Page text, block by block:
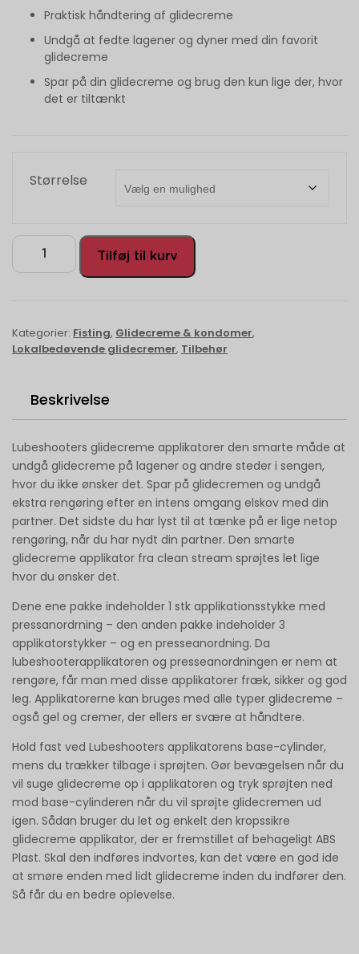
Praktisk håndtering af glidecreme
Undgå at fedte lagener og dyner med din favorit
glidecreme
Spar på din glidecreme og brug den kun lige der, hvor
det er tiltænkt
Størrelse
Tilføj til kurv
Kategorier: Fisting, Glidecreme & kondomer,
Lokalbedøvende glidecremer, Tilbehør
Beskrivelse
Lubeshooters glidecreme applikatorer den smarte måde at
undgå glidecreme på lagener og andre steder i sengen,
hvor du ikke ønsker det. Spar på glidecremen og undgå
ekstra rengøring efter en intens omgang elskov med din
partner. Det sidste du har lyst til at tænke på er lige netop
rengøring, når du har nydt din partner. Den smarte
glidecreme applikator fra clean stream sprøjtes let lige
hvor du ønsker det.
Dene ene pakke indeholder 1 stk applikationsstykke med
pressanordrning – den anden pakke indeholder 3
applikatorstykker – og en presseanordning. Da
lubeshooterapplikatoren og presseanordningen er nem at
rengøre, får man med disse applikatorer fræk, sikker og god
leg. Applikatorerne kan bruges med alle typer glidecreme –
også gel og cremer, der ellers er svære at håndtere.
Hold fast ved Lubeshooters applikatorens base-cylinder,
mens du trækker tilbage i sprøjten. Gør bevægelsen når du
vil suge glidecreme op i applikatoren og tryk sprøjten ned
mod base-cylinderen når du vil sprøjte glidecremen ud
igen. Sådan bruger du let og enkelt den kropssikre
glidecreme applikator, der er fremstillet af behageligt ABS
Plast. Skal den indføres indvortes, kan det være en god ide
at smøre enden med lidt glidecreme inden du indfører den.
Så får du en bedre oplevelse.